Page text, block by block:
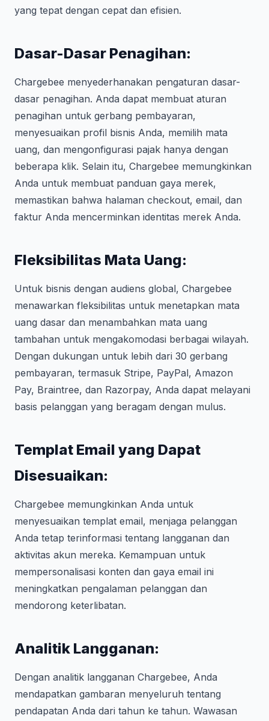
yang tepat dengan cepat dan efisien.
Dasar-Dasar Penagihan:
Chargebee menyederhanakan pengaturan dasar-
dasar penagihan. Anda dapat membuat aturan
penagihan untuk gerbang pembayaran,
menyesuaikan profil bisnis Anda, memilih mata
uang, dan mengonfigurasi pajak hanya dengan
beberapa klik. Selain itu, Chargebee memungkinkan
Anda untuk membuat panduan gaya merek,
memastikan bahwa halaman checkout, email, dan
faktur Anda mencerminkan identitas merek Anda.
Fleksibilitas Mata Uang:
Untuk bisnis dengan audiens global, Chargebee
menawarkan fleksibilitas untuk menetapkan mata
uang dasar dan menambahkan mata uang
tambahan untuk mengakomodasi berbagai wilayah.
Dengan dukungan untuk lebih dari 30 gerbang
pembayaran, termasuk Stripe, PayPal, Amazon
Pay, Braintree, dan Razorpay, Anda dapat melayani
basis pelanggan yang beragam dengan mulus.
Templat Email yang Dapat
Disesuaikan:
Chargebee memungkinkan Anda untuk
menyesuaikan templat email, menjaga pelanggan
Anda tetap terinformasi tentang langganan dan
aktivitas akun mereka. Kemampuan untuk
mempersonalisasi konten dan gaya email ini
meningkatkan pengalaman pelanggan dan
mendorong keterlibatan.
Analitik Langganan:
Dengan analitik langganan Chargebee, Anda
mendapatkan gambaran menyeluruh tentang
pendapatan Anda dari tahun ke tahun. Wawasan